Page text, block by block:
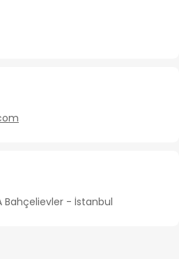
Bahçelievler - İstanbul